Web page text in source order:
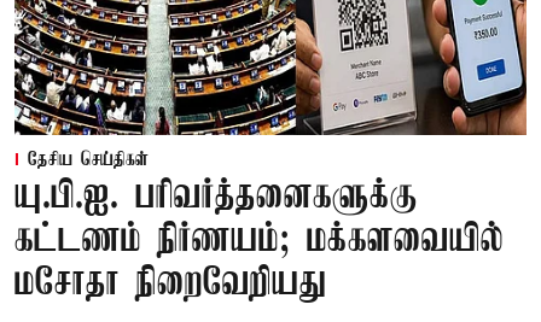
தேசிய செய்திகள்
யு.பி.ஐ. பரிவர்த்தனைகளுக்கு
கட்டணம் நிர்ணயம்; மக்களவையில்
மசோதா நிறைவேறியது